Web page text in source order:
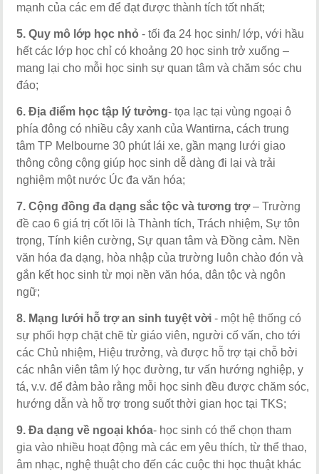
mạnh của các em để đạt được thành tích tốt nhất;
5. Quy mô lớp học nhỏ- tối đa 24 học sinh/ lớp, với hầu
hết các lớp học chỉ có khoảng 20 học sinh trở xuống –
mang lại cho mỗi học sinh sự quan tâm và chăm sóc chu
đáo;
6. Địa điểm học tập lý tưởng- tọa lạc tại vùng ngoại ô
phía đông có nhiều cây xanh của Wantirna, cách trung
tâm TP Melbourne 30 phút lái xe, gần mạng lưới giao
thông công cộng giúp học sinh dễ dàng đi lại và trải
nghiệm một nước Úc đa văn hóa;
7. Cộng đồng đa dạng sắc tộc và tương trợ– Trường
đề cao 6 giá trị cốt lõi là Thành tích, Trách nhiệm, Sự tôn
trọng, Tính kiên cường, Sự quan tâm và Đồng cảm. Nền
văn hóa đa dạng, hòa nhập của trường luôn chào đón và
gắn kết học sinh từ mọi nền văn hóa, dân tộc và ngôn
ngữ;
8. Mạng lưới hỗ trợ an sinh tuyệt vời- một hệ thống có
sự phối hợp chặt chẽ từ giáo viên, người cố vấn, cho tới
các Chủ nhiệm, Hiệu trưởng, và được hỗ trợ tại chỗ bởi
các nhân viên tâm lý học đường, tư vấn hướng nghiệp, y
tá, v.v. để đảm bảo rằng mỗi học sinh đều được chăm sóc,
hướng dẫn và hỗ trợ trong suốt thời gian học tại TKS;
9. Đa dạng về ngoại khóa- học sinh có thể chọn tham
gia vào nhiều hoạt động mà các em yêu thích, từ thể thao,
âm nhạc, nghệ thuật cho đến các cuộc thi học thuật khác